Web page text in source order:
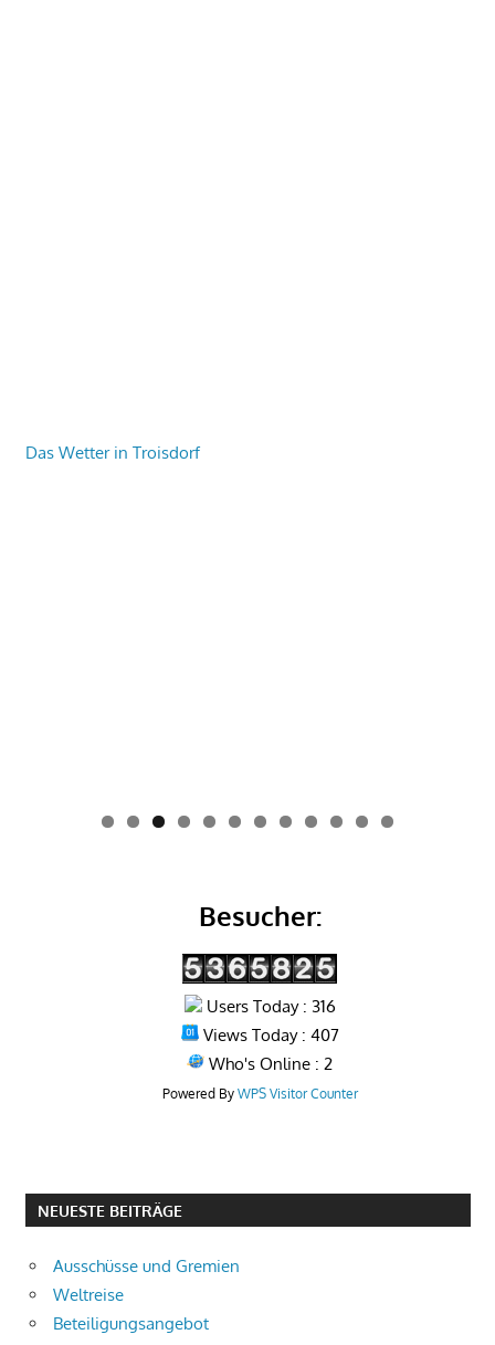
Das Wetter in Troisdorf
0 1 2
Besucher:
Users Today : 316
Views Today : 407
Who's Online : 2
Powered By WPS Visitor Counter
NEUESTE BEITRÄGE
Ausschüsse und Gremien
Weltreise
Beteiligungsangebot